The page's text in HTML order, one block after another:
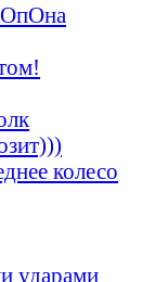
колесо
ударами